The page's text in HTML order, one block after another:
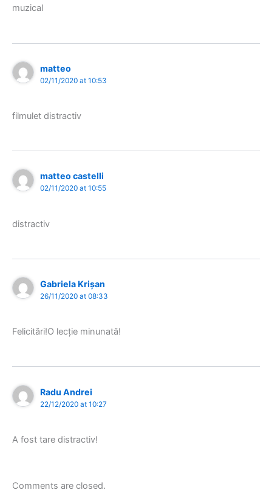
muzical
matteo
02/11/2020 at 10:53
filmulet distractiv
matteo castelli
02/11/2020 at 10:55
distractiv
Gabriela Krișan
26/11/2020 at 08:33
Felicitări!O lecție minunată!
Radu Andrei
22/12/2020 at 10:27
A fost tare distractiv!
Comments are closed.